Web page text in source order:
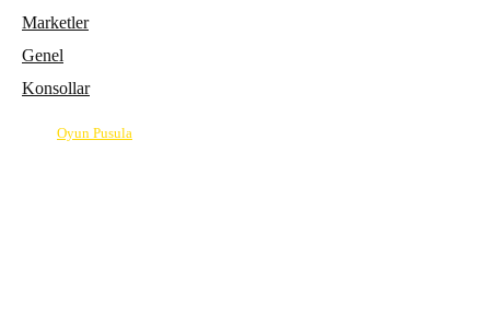
Marketler
Genel
Konsollar
Oyun Pusula